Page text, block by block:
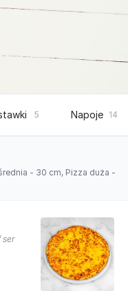
5 Napoje 14
- 30 cm, Pizza duża -
ser